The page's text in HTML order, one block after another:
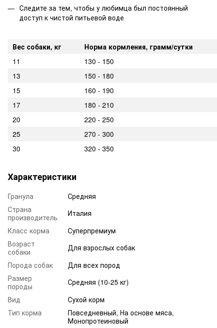
Следите за тем, чтобы у любимца был постоянный
доступ к чистой питьевой воде
Вес собаки, кг
Норма кормления, грамм/сутки
11
130 - 150
13
150 - 180
15
160 - 190
17
180 - 210
20
220 - 250
25
270 - 300
30
320 - 350
Характеристики
Гранула
Средняя
Страна
производитель
Италия
Класс корма
Суперпремиум
Возраст
собаки
Для взрослых собак
Порода собак
Для всех пород
Размер
породы
Средняя (10-25 кг)
Вид
Сухой корм
Тип корма
Повседневный, На основе мяса,
Монопротеиновый